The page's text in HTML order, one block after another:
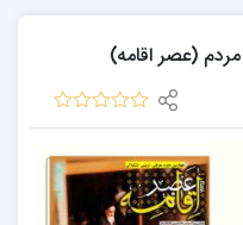
(عصر اقامه)